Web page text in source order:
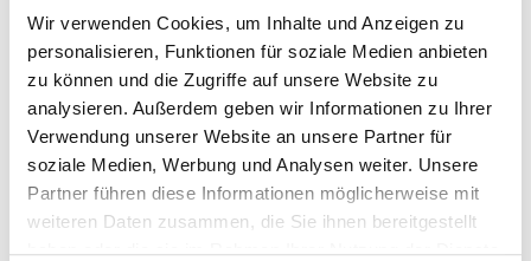
Wir verwenden Cookies, um Inhalte und Anzeigen zu
personalisieren, Funktionen für soziale Medien anbieten
zu können und die Zugriffe auf unsere Website zu
analysieren. Außerdem geben wir Informationen zu Ihrer
Verwendung unserer Website an unsere Partner für
soziale Medien, Werbung und Analysen weiter. Unsere
Partner führen diese Informationen möglicherweise mit
weiteren Daten zusammen, die Sie ihnen bereitgestellt
haben oder die sie im Rahmen Ihrer Nutzung der Dienste
Comment